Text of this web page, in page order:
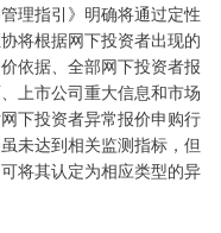
理指引》明确将通过定性
将根据网下投资者出现的
依据、全部网下投资者报
上市公司重大信息和市场
下投资者异常报价申购行
未达到相关监测指标，但
将其认定为相应类型的异